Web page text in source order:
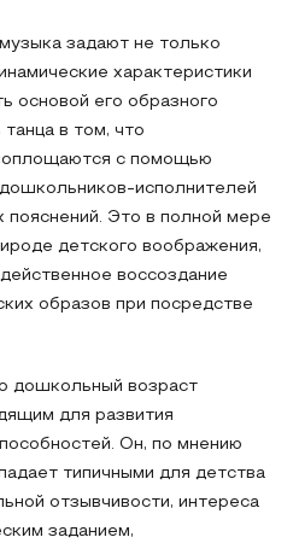
задают не только
характеристики
основой его образного
в том, что
с помощью
исполнителей
пояснений. Это в полной мере
детского воображения,
воссоздание
образов при посредстве
дошкольный возраст
для развития
Он, по мнению
типичными для детства
отзывчивости, интереса
заданием,